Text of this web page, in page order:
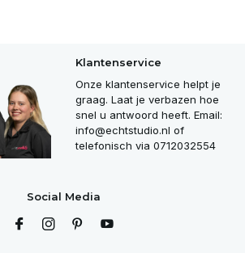
Klantenservice
Onze klantenservice helpt je
graag. Laat je verbazen hoe
snel u antwoord heeft. Email:
info@echtstudio.nl of
telefonisch via 0712032554
Social Media